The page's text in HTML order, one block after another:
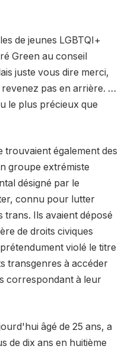
de jeunes LGBTQI+
Green au conseil
juste vous dire merci,
pas en arrière. …
le plus précieux que
trouvaient également des
groupe extrémiste
désigné par le
connu pour lutter
Ils avaient déposé
de droits civiques
violé le titre
transgenres à accéder
correspondant à leur
âgé de 25 ans, a
de dix ans en huitième